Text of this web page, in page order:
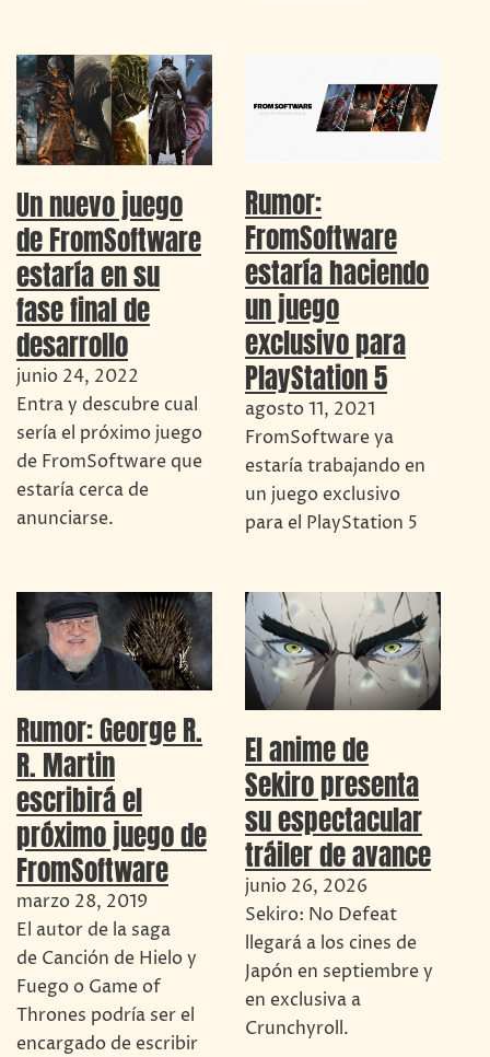
Un nuevo juego
de FromSoftware
estaría en su
fase final de
desarrollo
junio 24, 2022
Entra y descubre cual
sería el próximo juego
de FromSoftware que
estaría cerca de
anunciarse.
Rumor:
FromSoftware
estaría haciendo
un juego
exclusivo para
PlayStation 5
agosto 11, 2021
FromSoftware ya
estaría trabajando en
un juego exclusivo
para el PlayStation 5
Rumor: George R.
R. Martin
escribirá el
próximo juego de
FromSoftware
marzo 28, 2019
El autor de la saga
de Canción de Hielo y
Fuego o Game of
Thrones podría ser el
encargado de escribir
El anime de
Sekiro presenta
su espectacular
tráiler de avance
junio 26, 2026
Sekiro: No Defeat
llegará a los cines de
Japón en septiembre y
en exclusiva a
Crunchyroll.